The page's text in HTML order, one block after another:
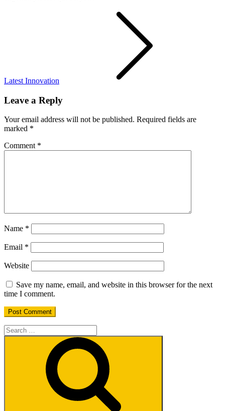
Latest Innovation
Leave a Reply
Your email address will not be published. Required fields are
marked *
Comment *
Name *
Email *
Website
Save my name, email, and website in this browser for the next
time I comment.
Search
for: